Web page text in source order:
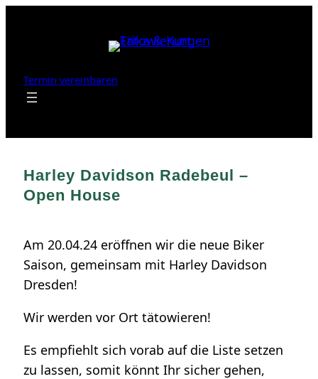
Termin vereinbaren
Harley Davidson Radebeul –
Open House
Am 20.04.24 eröffnen wir die neue Biker
Saison, gemeinsam mit Harley Davidson
Dresden!
Wir werden vor Ort tätowieren!
Es empfiehlt sich vorab auf die Liste setzen
zu lassen, somit könnt Ihr sicher gehen,